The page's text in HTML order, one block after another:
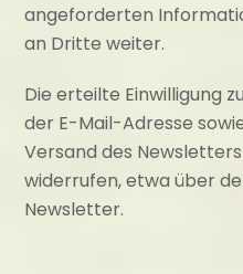
angeforderten
an Dritte weiter.
Die erteilte Einwilligung
der E-Mail-Adresse
Versand des
widerrufen, etwa über
Newsletter.